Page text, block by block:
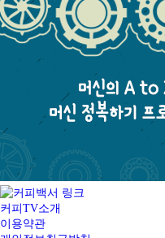
커피TV소개
이용약관